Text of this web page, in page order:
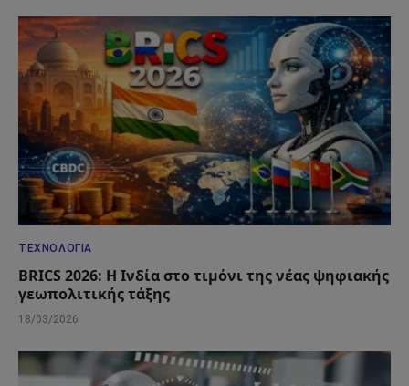
ΤΕΧΝΟΛΟΓΊΑ
BRICS 2026: Η Ινδία στο τιμόνι της νέας ψηφιακής
γεωπολιτικής τάξης
18/03/2026